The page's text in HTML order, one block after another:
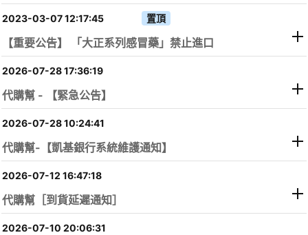
2023-03-07 12:17:45
【重要公告】 「大正系列感冒藥」禁止進口
2026-07-28 17:36:19
代購幫 - 【緊急公告】
2026-07-28 10:24:41
代購幫-【凱基銀行系統維護通知】
2026-07-12 16:47:18
代購幫［到貨延遲通知］
2026-07-10 20:06:31